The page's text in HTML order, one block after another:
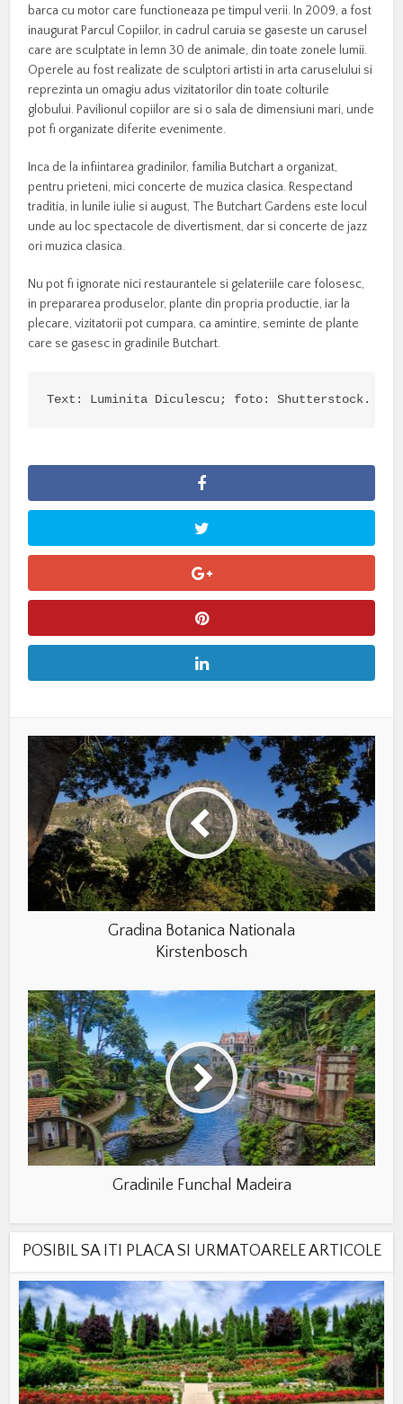
barca cu motor care functioneaza pe timpul verii. In 2009, a fost
inaugurat Parcul Copiilor, in cadrul caruia se gaseste un carusel
care are sculptate in lemn 30 de animale, din toate zonele lumii.
Operele au fost realizate de sculptori artisti in arta caruselului si
reprezinta un omagiu adus vizitatorilor din toate colturile
globului. Pavilionul copiilor are si o sala de dimensiuni mari, unde
pot fi organizate diferite evenimente.
Inca de la infiintarea gradinilor, familia Butchart a organizat,
pentru prieteni, mici concerte de muzica clasica. Respectand
traditia, in lunile iulie si august, The Butchart Gardens este locul
unde au loc spectacole de divertisment, dar si concerte de jazz
ori muzica clasica.
Nu pot fi ignorate nici restaurantele si gelateriile care folosesc,
in prepararea produselor, plante din propria productie, iar la
plecare, vizitatorii pot cumpara, ca amintire, seminte de plante
care se gasesc in gradinile Butchart.
Text: Luminita Diculescu; foto: Shutterstock.
Gradina Botanica Nationala
Kirstenbosch
Gradinile Funchal Madeira
POSIBIL SA ITI PLACA SI URMATOARELE ARTICOLE